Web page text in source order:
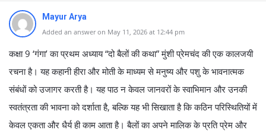
Mayur Arya
Added an answer on May 11, 2026 at 12:44 pm
कक्षा 9 ‘गंगा’ का प्रथम अध्याय “दो बैलों की कथा” मुंशी प्रेमचंद की एक कालजयी
रचना है। यह कहानी हीरा और मोती के माध्यम से मनुष्य और पशु के भावनात्मक
संबंधों को उजागर करती है। यह पाठ न केवल जानवरों के स्वाभिमान और उनकी
स्वतंत्रता की भावना को दर्शाता है, बल्कि यह भी सिखाता है कि कठिन परिस्थितियों में
केवल एकता और धैर्य ही काम आता है। बैलों का अपने मालिक के प्रति प्रेम और